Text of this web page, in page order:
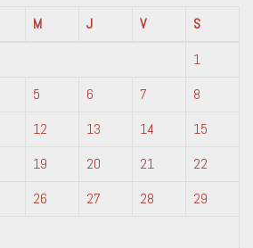
M J V
S
1
5 6 7
8
12 13 14
15
19 20 21
22
26 27 28
29